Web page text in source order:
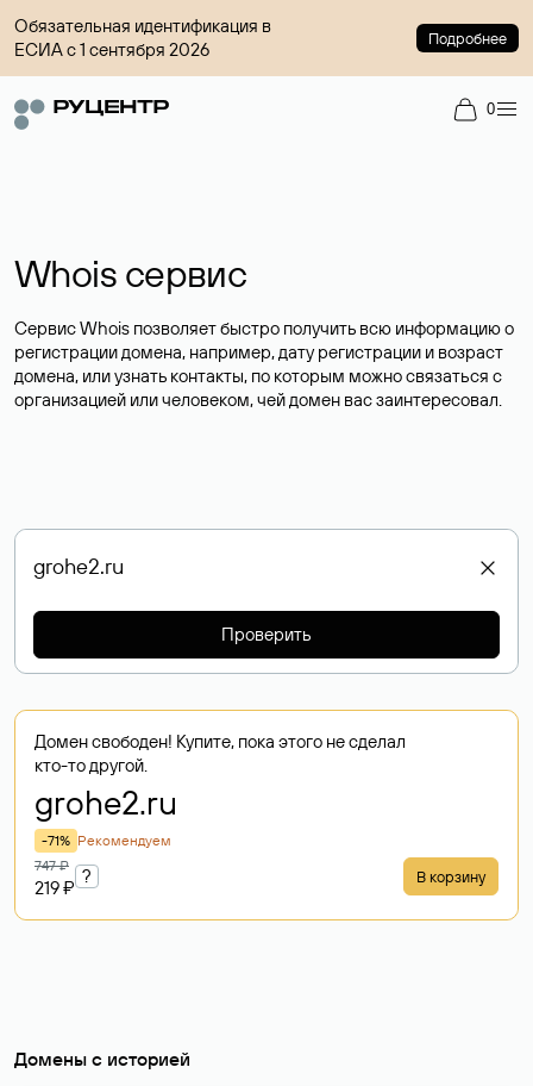
Обязательная идентификация в
ЕСИА с 1 сентября 2026
Подробнее
0
Whois сервис
Сервис Whois позволяет быстро получить всю информацию о
регистрации домена, например, дату регистрации и возраст
домена, или узнать контакты, по которым можно связаться с
организацией или человеком, чей домен вас заинтересовал.
Проверить
Домен свободен! Купите, пока этого не сделал
кто-то другой.
grohe2.ru
-71% Рекомендуем
747 ₽
219 ₽
? В корзину
Домены с историей